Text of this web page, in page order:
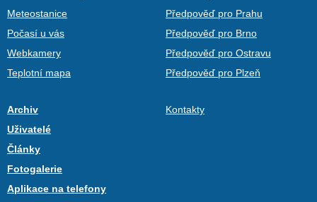
Meteostanice
Počasí u vás
Webkamery
Teplotní mapa
Předpověď pro Prahu
Předpověď pro Brno
Předpověď pro Ostravu
Předpověď pro Plzeň
Archiv
Uživatelé
Články
Fotogalerie
Aplikace na telefony
Kontakty